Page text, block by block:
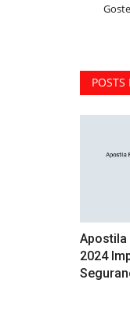
POSTS
Apostila
2024